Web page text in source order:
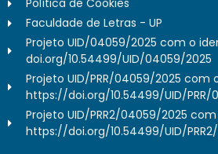
Política de Cookies
Faculdade de Letras - UP
Projeto UID/04059/2025 com o
doi.org/10.54499/UID/04059/2025
Projeto UID/PRR/04059/2025 com
https://doi.org/10.54499/UID/PRR/
Projeto UID/PRR2/04059/2025
https://doi.org/10.54499/UID/